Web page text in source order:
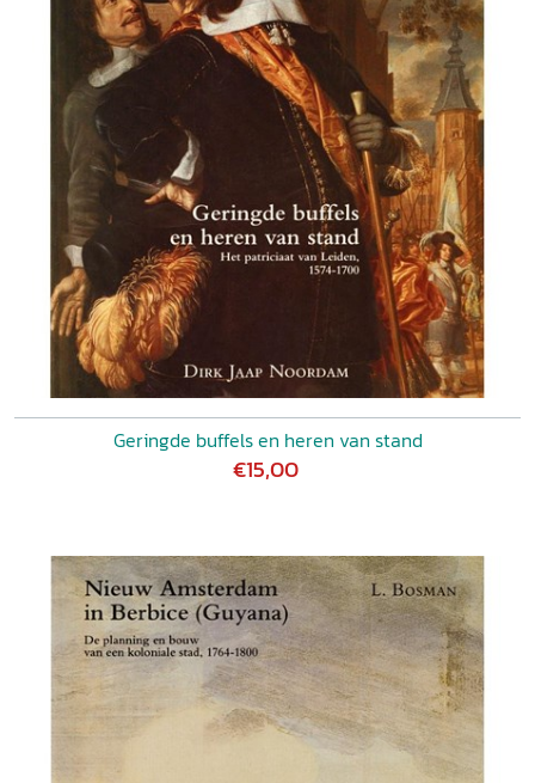
Geringde buffels en heren van stand
€15,00